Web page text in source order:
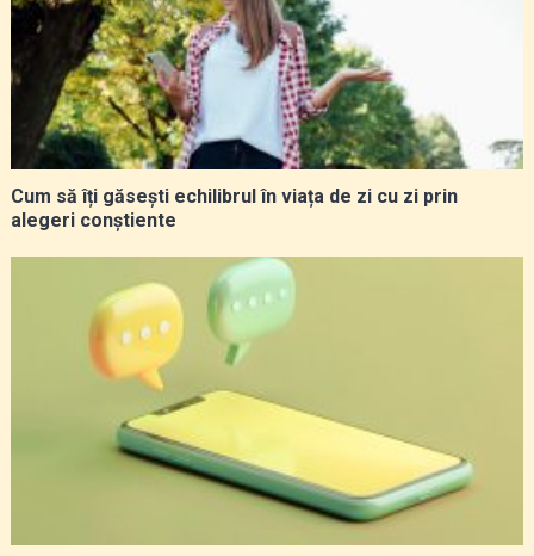
Cum să îți găsești echilibrul în viața de zi cu zi prin
alegeri conștiente